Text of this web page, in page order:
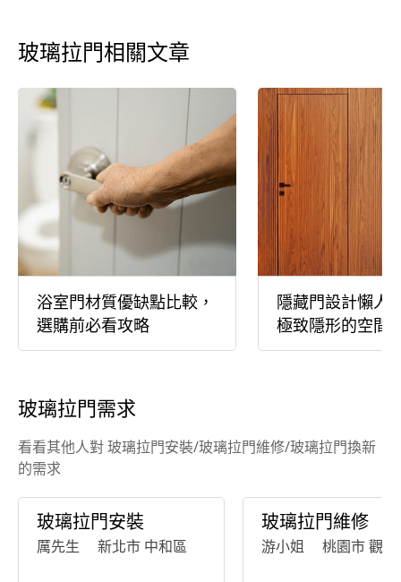
玻璃拉門相關文章
浴室門材質優缺點比較，
選購前必看攻略
隱藏門設計懶人
極致隱形的空間
玻璃拉門需求
看看其他人對 玻璃拉門安裝/玻璃拉門維修/玻璃拉門換新
的需求
玻璃拉門安裝
厲先生 新北市 中和區
玻璃拉門維修
游小姐 桃園市 觀音